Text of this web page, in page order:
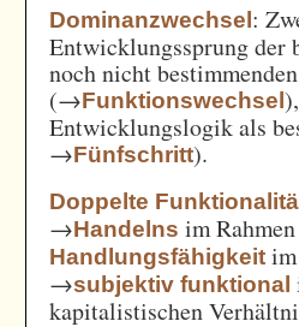
Dominanzwechsel:
Entwicklungssprung der
noch nicht
(→Funktionswechsel
Entwicklungslogik als
→Fünfschritt).
Doppelte
→Handelns im
Handlungsfähigkeit
→subjektiv funktional
kapitalistischen